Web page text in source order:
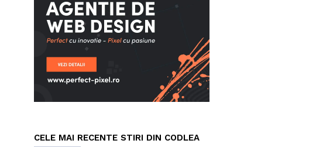
CELE MAI RECENTE STIRI DIN CODLEA